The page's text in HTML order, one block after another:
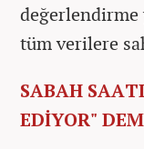
değerlendirme
tüm verilere
SABAH
EDİYOR"